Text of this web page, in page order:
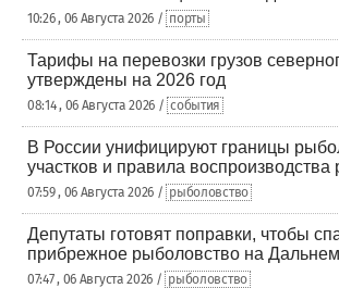
10:26 , 06 Августа 2026 / порты
Тарифы на перевозки грузов
утверждены на 2026 год
08:14 , 06 Августа 2026 / события
В России унифицируют границы
участков и правила
07:59 , 06 Августа 2026 / рыболовство
Депутаты готовят поправки, чтобы
прибрежное рыболовство на
07:47 , 06 Августа 2026 / рыболовство